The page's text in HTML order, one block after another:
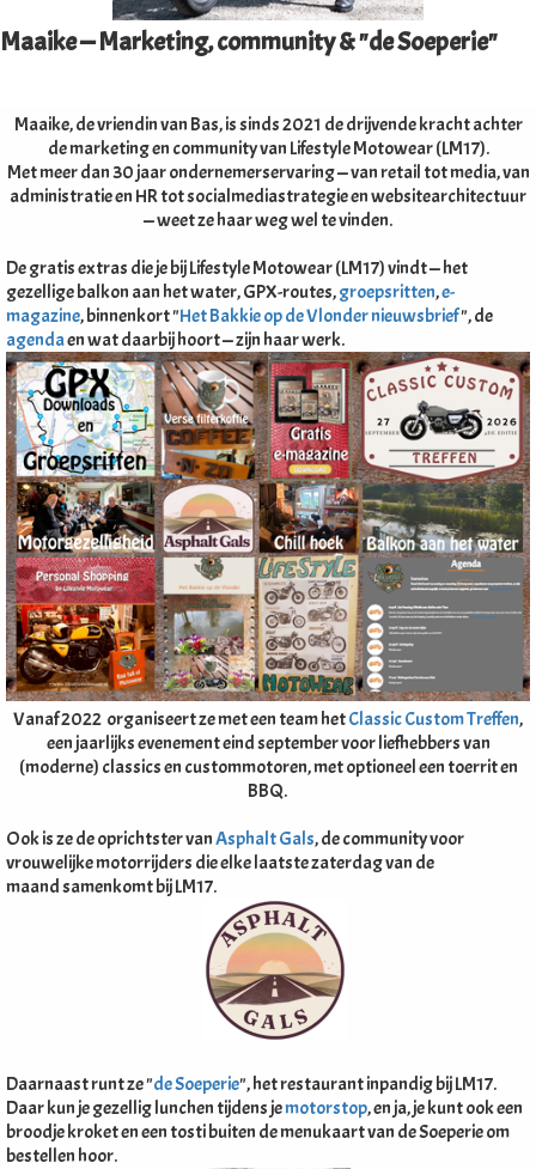
Maaike — Marketing, community & "de Soeperie"
Maaike, de vriendin van Bas, is sinds 2021 de drijvende kracht achter
de marketing en community van Lifestyle Motowear (LM17).
Met meer dan 30 jaar ondernemerservaring — van retail tot media, van
administratie en HR tot socialmediastrategie en websitearchitectuur
— weet ze haar weg wel te vinden.
De gratis extras die je bij Lifestyle Motowear (LM17) vindt — het
gezellige balkon aan het water, GPX-routes,groepsritten,e-
magazine, binnenkort "Het Bakkie op de Vlonder nieuwsbrief", de
agendaen wat daarbij hoort — zijn haar werk.
Vanaf 2022 organiseert ze met een team hetClassic Custom Treffen,
een jaarlijks evenement eind september voor liefhebbers van
(moderne) classics en custommotoren, met optioneel een toerrit en
BBQ.
Ook is ze de oprichtster vanAsphalt Gals, de community voor
vrouwelijke motorrijders die elke laatste zaterdag van de
maand samenkomt bij LM17.
Daarnaast runt ze "de Soeperie", het restaurant inpandig bij LM17.
Daar kun je gezellig lunchen tijdens jemotorstop, en ja, je kunt ook een
broodje kroket en een tosti buiten de menukaart van de Soeperie om
bestellen hoor.